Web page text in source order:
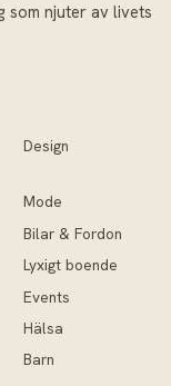
som njuter av livets
Design
Mode
Bilar & Fordon
Lyxigt boende
Events
Hälsa
Barn